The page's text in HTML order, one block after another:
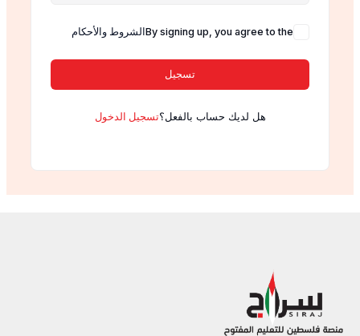
By signing up, you agree to theالشروط والأحكام
تسجيل
هل لديك حساب بالفعل؟تسجيل الدخول